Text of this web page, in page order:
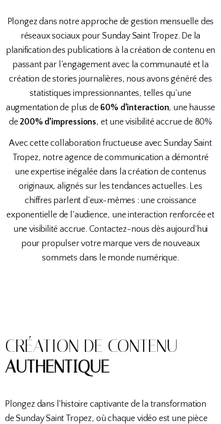
Plongez dans notre approche de gestion mensuelle des
réseaux sociaux pour Sunday Saint Tropez. De la
planification des publications à la création de contenu en
passant par l’engagement avec la communauté et la
création de stories journalières, nous avons généré des
statistiques impressionnantes, telles qu’une
augmentation de plus de 60% d’interaction, une hausse
de 200% d’impressions, et une visibilité accrue de 80%
Avec cette collaboration fructueuse avec Sunday Saint
Tropez, notre agence de communication a démontré
une expertise inégalée dans la création de contenus
originaux, alignés sur les tendances actuelles. Les
chiffres parlent d’eux-mêmes : une croissance
exponentielle de l’audience, une interaction renforcée et
une visibilité accrue. Contactez-nous dès aujourd’hui
pour propulser votre marque vers de nouveaux
sommets dans le monde numérique.
CRÉATION DE CONTENU
AUTHENTIQUE
Plongez dans l’histoire captivante de la transformation
de Sunday Saint Tropez, où chaque vidéo est une pièce